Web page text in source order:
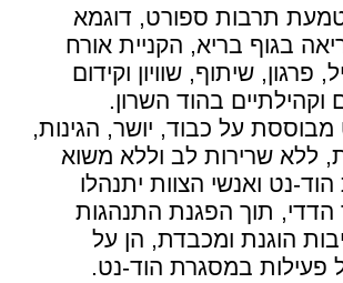
תרבות ספורט, דוגמא
בגוף בריא, הקניית אורח
פרגון, שיתוף, שוויון וקידום
וקהילתיים בהוד השרון.
מבוססת על כבוד, יושר, הגינות,
ללא שרירות לב וללא משוא
נט ואנשי הצוות יתנהלו
הדדי, תוך הפגנת התנהגות
הוגנת ומכבדת, הן על
פעילות במסגרת הוד-נט.